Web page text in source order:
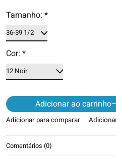
Tamanho: *
Cor: *
Adicionar ao carrinho
Adicionar para comparar
Comentários (0)